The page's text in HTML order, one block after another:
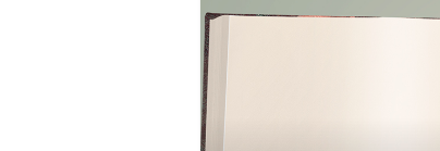
считал, что
созвучия, вот эти